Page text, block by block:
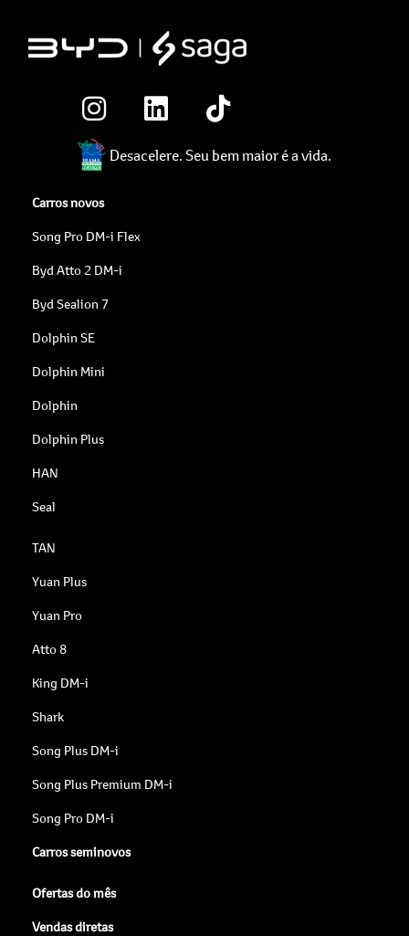
Desacelere. Seu bem maior é a vida.
Carros novos
Song Pro DM-i Flex
Byd Atto 2 DM-i
Byd Sealion 7
Dolphin SE
Dolphin Mini
Dolphin
Dolphin Plus
HAN
Seal
TAN
Yuan Plus
Yuan Pro
Atto 8
King DM-i
Shark
Song Plus DM-i
Song Plus Premium DM-i
Song Pro DM-i
Carros seminovos
Ofertas do mês
Vendas diretas